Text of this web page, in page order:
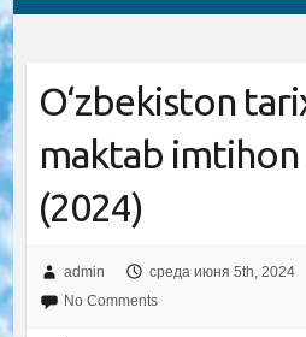
O‘zbekiston
maktab imtihon
(2024)
admin среда июня 5th, 2024
No Comments